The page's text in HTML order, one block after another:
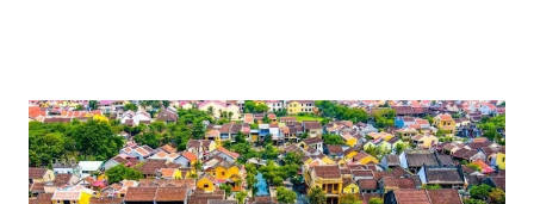
gia về giáo dục, khoa học và văn hoá để đảm bảo sự tôn
trọng công lý, luật pháp, nhân quyền và tự do cơ bản cho tất
cả mọi người không phân biệt chủng tộc, nam nữ, ngôn ngữ,